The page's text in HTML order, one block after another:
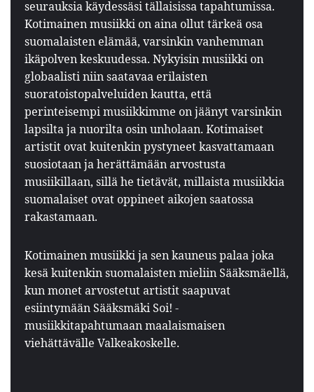
seurauksia käydessäsi tällaisissa tapahtumissa.
Kotimainen musiikki on aina ollut tärkeä osa
suomalaisten elämää, varsinkin vanhemman
ikäpolven keskuudessa. Nykyisin musiikki on
globaalisti niin saatavaa erilaisten
suoratoistopalveluiden kautta, että
perinteisempi musiikkimme on jäänyt varsinkin
lapsilta ja nuorilta osin unholaan. Kotimaiset
artistit ovat kuitenkin pystyneet kasvattamaan
suosiotaan ja herättämään arvostusta
musiikillaan, sillä he tietävät, millaista musiikkia
suomalaiset ovat oppineet aikojen saatossa
rakastamaan.
Kotimainen musiikki ja sen kauneus palaa joka
kesä kuitenkin suomalaisten mieliin Sääksmäellä,
kun monet arvostetut artistit saapuvat
esiintymään Sääksmäki Soi! -
musiikkitapahtumaan maalaismaisen
viehättävälle Valkeakoskelle.